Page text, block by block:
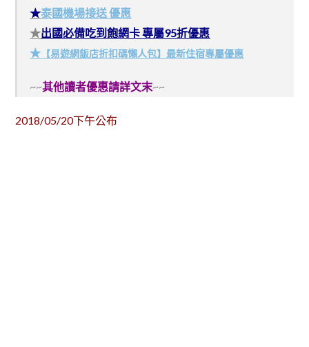
★泰國機場接送 優惠
★出國必備吃到飽網卡 專屬95折優惠
★ 【易遊網飯店折扣碼懶人包】最新住宿專屬優惠
~~其他讀者優惠請詳文末~~
2018/05/20下午公布